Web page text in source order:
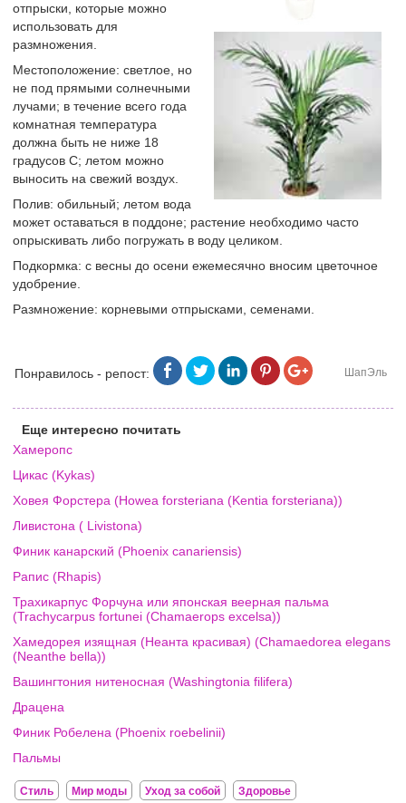
отпрыски, которые можно
использовать для
размножения.
Местоположение: светлое, но
не под прямыми солнечными
лучами; в течение всего года
комнатная температура
должна быть не ниже 18
градусов С; летом можно
выносить на свежий воздух.
Полив: обильный; летом вода
может оставаться в поддоне; растение необходимо часто
опрыскивать либо погружать в воду целиком.
Подкормка: с весны до осени ежемесячно вносим цветочное
удобрение.
Размножение: корневыми отпрысками, семенами.
Понравилось - репост: ШапЭль
Еще интересно почитать
Хамеропс
Цикас (Kykas)
Ховея Форстера (Howea forsteriana (Kentia forsteriana))
Ливистона ( Livistona)
Финик канарский (Phoenix canariensis)
Рапис (Rhapis)
Трахикарпус Форчуна или японская веерная пальма
(Trachycarpus fortunei (Chamaerops excelsa))
Хамедорея изящная (Неанта красивая) (Chamaedorea elegans
(Neanthe bella))
Вашингтония нитеносная (Washingtonia filifera)
Драцена
Финик Робелена (Phoenix roebelinii)
Пальмы
Стиль Мир моды Уход за собой Здоровье